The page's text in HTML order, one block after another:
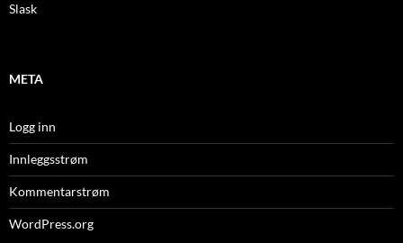
Slask
META
Logg inn
Innleggsstrøm
Kommentarstrøm
WordPress.org